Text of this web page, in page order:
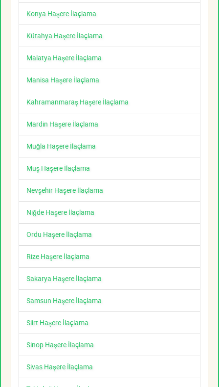
Konya Haşere İlaçlama
Kütahya Haşere İlaçlama
Malatya Haşere İlaçlama
Manisa Haşere İlaçlama
Kahramanmaraş Haşere İlaçlama
Mardin Haşere İlaçlama
Muğla Haşere İlaçlama
Muş Haşere İlaçlama
Nevşehir Haşere İlaçlama
Niğde Haşere İlaçlama
Ordu Haşere İlaçlama
Rize Haşere İlaçlama
Sakarya Haşere İlaçlama
Samsun Haşere İlaçlama
Siirt Haşere İlaçlama
Sinop Haşere İlaçlama
Sivas Haşere İlaçlama